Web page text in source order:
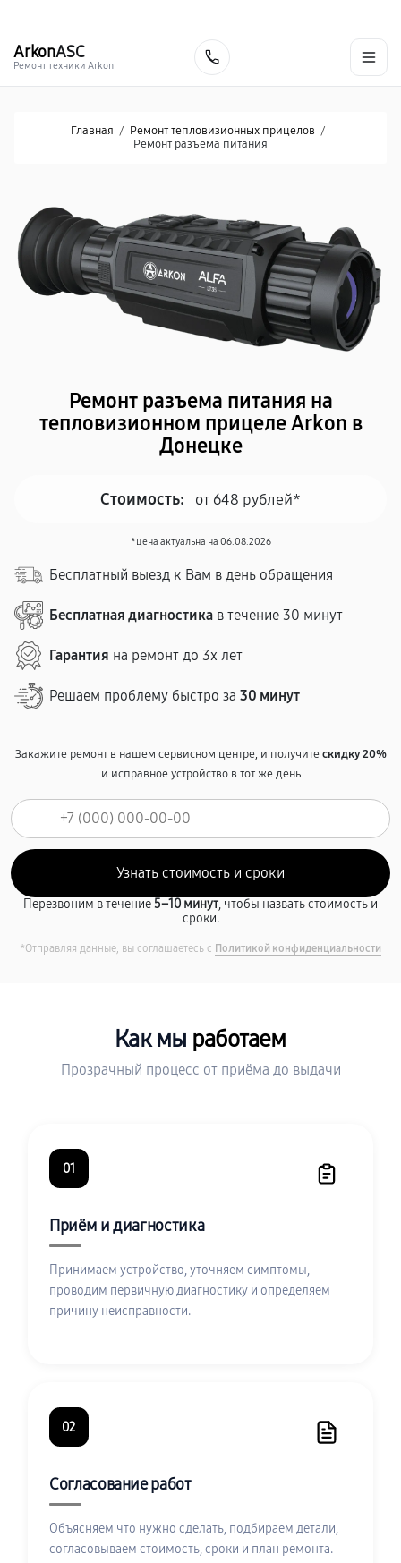
ArkonASC
Ремонт техники Arkon
Главная / Ремонт тепловизионных прицелов /
Ремонт разъема питания
Ремонт разъема питания на
тепловизионном прицеле Arkon в
Донецке
Стоимость: от 648 рублей*
*цена актуальна на 06.08.2026
Бесплатный выезд к Вам в день обращения
Бесплатная диагностика в течение 30 минут
Гарантия на ремонт до 3х лет
Решаем проблему быстро за 30 минут
Закажите ремонт в нашем сервисном центре, и получитескидку 20%
и исправное устройство в тот же день
Перезвоним в течение5–10 минут, чтобы назвать стоимость и
сроки.
*Отправляя данные, вы соглашаетесь с Политикой конфиденциальности
Как мы работаем
Прозрачный процесс от приёма до выдачи
01
Приём и диагностика
Принимаем устройство, уточняем симптомы,
проводим первичную диагностику и определяем
причину неисправности.
02
Согласование работ
Объясняем что нужно сделать, подбираем детали,
согласовываем стоимость, сроки и план ремонта.